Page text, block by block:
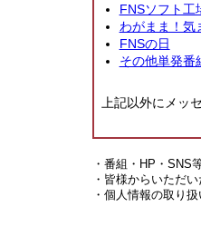
FNSソフト工
わがまま！気
FNSの日
その他単発番
上記以外にメッ
・番組・HP・SNS
・皆様からいただ
・個人情報の取り扱